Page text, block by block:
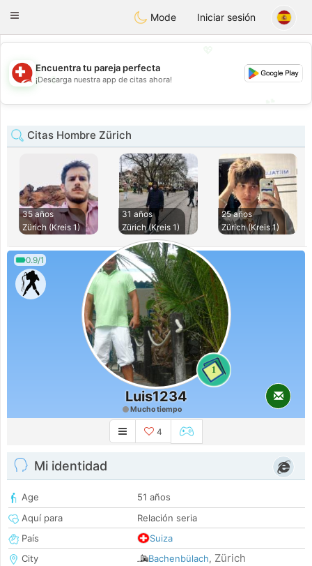
Suissi
Toggle
Mode Iniciar sesión
💖
💕
Encuentra tu pareja perfecta
¡Descarga nuestra app de citas ahora!
Citas Hombre Zürich
35 años
Zürich (Kreis 1)
31 años
Zürich (Kreis 1)
25 años
Zürich (Kreis 1)
0.9/1
1
Luis1234
Mucho tiempo
4
Mi identidad
Age
51 años
Aquí para
Relación seria
País
Suiza
City
Bachenbülach, Zürich